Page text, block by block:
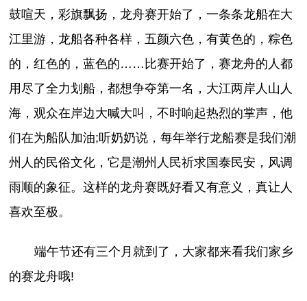
鼓喧天，彩旗飘扬，龙舟赛开始了，一条条龙船在大
江里游，龙船各种各样，五颜六色，有黄色的，粽色
的，红色的，蓝色的……比赛开始了，赛龙舟的人都
用尽了全力划船，都想争夺第一名，大江两岸人山人
海，观众在岸边大喊大叫，不时响起热烈的掌声，他
们在为船队加油;听奶奶说，每年举行龙船赛是我们潮
州人的民俗文化，它是潮州人民祈求国泰民安，风调
雨顺的象征。这样的龙舟赛既好看又有意义，真让人
喜欢至极。
端午节还有三个月就到了，大家都来看我们家乡
的赛龙舟哦!